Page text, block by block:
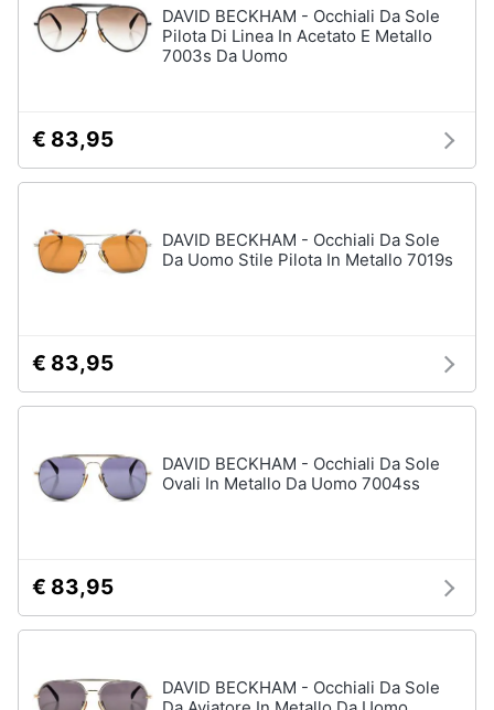
DAVID BECKHAM - Occhiali Da Sole
Pilota Di Linea In Acetato E Metallo
7003s Da Uomo
€ 83,95
DAVID BECKHAM - Occhiali Da Sole
Da Uomo Stile Pilota In Metallo 7019s
€ 83,95
DAVID BECKHAM - Occhiali Da Sole
Ovali In Metallo Da Uomo 7004ss
€ 83,95
DAVID BECKHAM - Occhiali Da Sole